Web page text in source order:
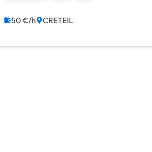
50 €/h CRETEIL